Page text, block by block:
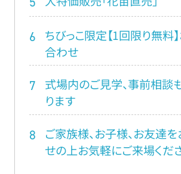
6
ちびっこ限定【1回限り無料
合わせ
7
式場内のご見学、事前相談
ります
8
ご家族様、お子様、お友達
せの上お気軽にご来場くだ